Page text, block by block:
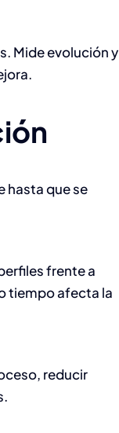
Mide evolución y
hasta que se
frente a
tiempo afecta la
reducir